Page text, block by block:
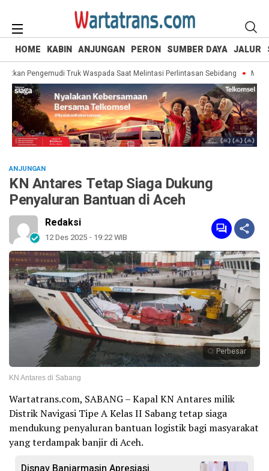
HOME KABIN ANJUNGAN PERON SUMBER DAYA JALUR
Pengemudi Truk Waspada Saat Melintasi Perlintasan Sebidang
ANJUNGAN
KN Antares Tetap Siaga Dukung
Penyaluran Bantuan di Aceh
Redaksi
12 Des 2025 - 19:22 WIB
Perbesar
KN Antares di Sabang
Wartatrans.com, SABANG – Kapal KN Antares milik
Distrik Navigasi Tipe A Kelas II Sabang tetap siaga
mendukung penyaluran bantuan logistik bagi masyarakat
yang terdampak banjir di Aceh.